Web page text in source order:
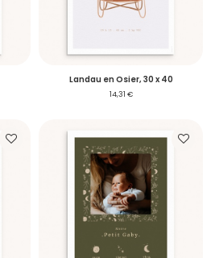
Landau en Osier, 30 x 40
14,31 €